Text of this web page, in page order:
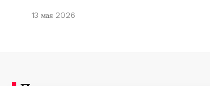
13 мая 2026